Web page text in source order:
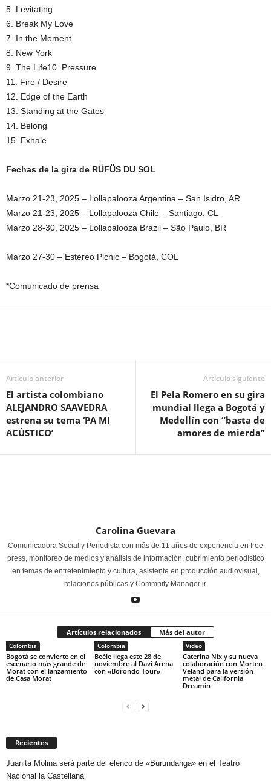
5. Levitating
6. Break My Love
7. In the Moment
8. New York
9. The Life10. Pressure
11. Fire / Desire
12. Edge of the Earth
13. Standing at the Gates
14. Belong
15. Exhale
Fechas de la gira de RÜFÜS DU SOL
Marzo 21-23, 2025 – Lollapalooza Argentina – San Isidro, AR
Marzo 21-23, 2025 – Lollapalooza Chile – Santiago, CL
Marzo 28-30, 2025 – Lollapalooza Brazil – São Paulo, BR
Marzo 27-30 – Estéreo Picnic – Bogotá, COL
*Comunicado de prensa
Artículo anterior
El artista colombiano
ALEJANDRO SAAVEDRA
estrena su tema ‘PA MI
ACÚSTICO’
Artículo siguiente
El Pela Romero en su gira
mundial llega a Bogotá y
Medellín con “basta de
amores de mierda”
Carolina Guevara
Comunicadora Social y Periodista con más de 11 años de experiencia en free
press, monitoreo de medios y análisis de información, cubrimiento periodístico
en temas de entretenimiento y cultura, asistente en producción audiovisual,
relaciones públicas y Commnity Manager jr.
Artículos relacionados Más del autor
Colombia
Bogotá se convierte en el
escenario más grande de
Morat con el lanzamiento
de Casa Morat
Colombia
Beéle llega este 28 de
noviembre al Davi Arena
con «Borondo Tour»
Video
Caterina Nix y su nueva
colaboración con Morten
Veland para la versión
metal de California
Dreamin
Recientes
Juanita Molina será parte del elenco de «Burundanga» en el Teatro
Nacional la Castellana